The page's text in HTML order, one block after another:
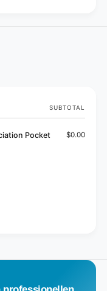
SUBTOTAL
Pocket
$0.00